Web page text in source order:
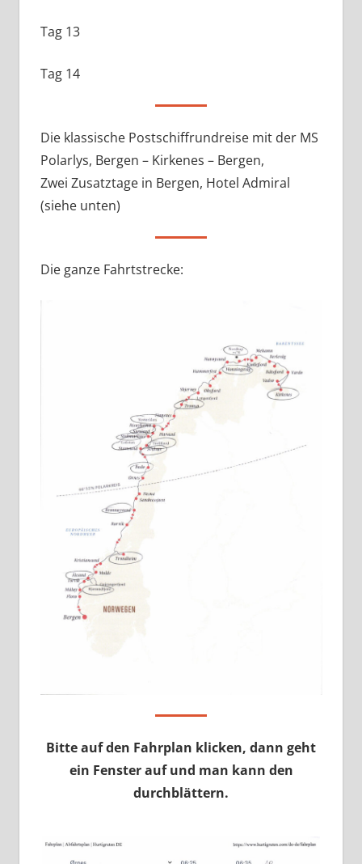
Tag 13
Tag 14
Die klassische Postschiffrundreise mit der MS
Polarlys, Bergen – Kirkenes – Bergen,
Zwei Zusatztage in Bergen, Hotel Admiral
(siehe unten)
Die ganze Fahrtstrecke:
Bitte auf den Fahrplan klicken, dann geht
ein Fenster auf und man kann den
durchblättern.